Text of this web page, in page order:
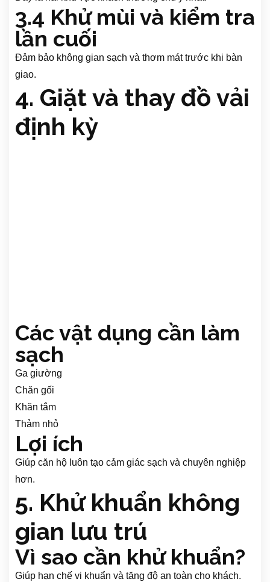
3.4 Khử mùi và kiểm tra
lần cuối
Đảm bảo không gian sạch và thơm mát trước khi bàn
giao.
4. Giặt và thay đồ vải
định kỳ
Các vật dụng cần làm
sạch
Ga giường
Chăn gối
Khăn tắm
Thảm nhỏ
Lợi ích
Giúp căn hộ luôn tạo cảm giác sạch và chuyên nghiệp
hơn.
5. Khử khuẩn không
gian lưu trú
Vì sao cần khử khuẩn?
Giúp hạn chế vi khuẩn và tăng độ an toàn cho khách.